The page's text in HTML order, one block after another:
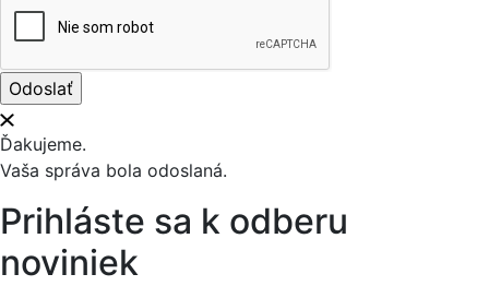
Ďakujeme.
Vaša správa bola odoslaná.
Prihláste sa k odberu
noviniek